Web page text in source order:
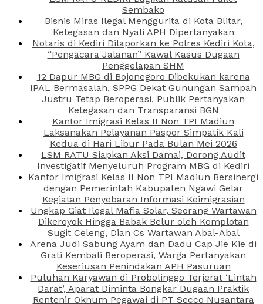
Sembako
Bisnis Miras Ilegal Menggurita di Kota Blitar,
Ketegasan dan Nyali APH Dipertanyakan
Notaris di Kediri Dilaporkan ke Polres Kediri Kota,
“Pengacara Jalanan” Kawal Kasus Dugaan
Penggelapan SHM
12 Dapur MBG di Bojonegoro Dibekukan karena
IPAL Bermasalah, SPPG Dekat Gunungan Sampah
Justru Tetap Beroperasi, Publik Pertanyakan
Ketegasan dan Transparansi BGN
Kantor Imigrasi Kelas II Non TPI Madiun
Laksanakan Pelayanan Paspor Simpatik Kali
Kedua di Hari Libur Pada Bulan Mei 2026
LSM RATU Siapkan Aksi Damai, Dorong Audit
Investigatif Menyeluruh Program MBG di Kediri
Kantor Imigrasi Kelas II Non TPI Madiun Bersinergi
dengan Pemerintah Kabupaten Ngawi Gelar
Kegiatan Penyebaran Informasi Keimigrasian
Ungkap Giat Ilegal Mafia Solar, Seorang Wartawan
Dikeroyok Hingga Babak Belur oleh Komplotan
Sugit Celeng, Dian Cs Wartawan Abal-Abal
Arena Judi Sabung Ayam dan Dadu Cap Jie Kie di
Grati Kembali Beroperasi, Warga Pertanyakan
Keseriusan Penindakan APH Pasuruan
Puluhan Karyawan di Probolinggo Terjerat ‘Lintah
Darat’, Aparat Diminta Bongkar Dugaan Praktik
Rentenir Oknum Pegawai di PT Secco Nusantara